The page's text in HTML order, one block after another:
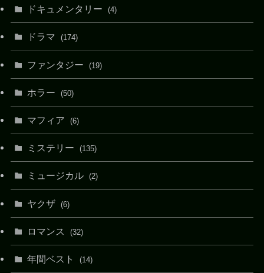
ドキュメンタリー (4)
ドラマ (174)
ファンタジー (19)
ホラー (50)
マフィア (6)
ミステリー (135)
ミュージカル (2)
ヤクザ (6)
ロマンス (32)
年間ベスト (14)